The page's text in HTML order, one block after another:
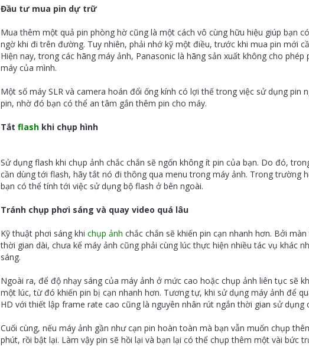
Đầu tư mua pin dự trữ
Mua thêm một quả pin phòng hờ cũng là một cách vô cùng hữu hiệu giúp bạn
ngờ khi đi trên đường. Tuy nhiên, phải nhớ kỹ một điều, trước khi mua pin mới
Hiện nay, trong các hãng máy ảnh, Panasonic là hãng sản xuất không cho
máy của mình.
Một số máy SLR và camera hoán đổi ống kính có lợi thế trong việc sử dụng pin
pin, nhờ đó bạn có thể an tâm gắn thêm pin cho máy.
Tắt flash khi chụp hình
Sử dụng flash khi chụp ảnh chắc chắn sẽ ngốn không ít pin của bạn. Do đó,
cần dùng tới flash, hãy tắt nó đi thông qua menu trong máy ảnh. Trong trường
bạn có thể tính tới việc sử dụng bộ flash ở bên ngoài.
Tránh chụp phơi sáng và quay video quá lâu
Kỹ thuật phơi sáng khi chụp ảnh chắc chắn sẽ khiến pin cạn nhanh hơn. Bởi
thời gian dài, chưa kể máy ảnh cũng phải cùng lúc thực hiện nhiều tác vụ khác
sáng.
Ngoài ra, để độ nhạy sáng của máy ảnh ở mức cao hoặc chụp ảnh liên tục sẽ
một lúc, từ đó khiến pin bị cạn nhanh hơn. Tương tự, khi sử dụng máy ảnh để
HD với thiết lập frame rate cao cũng là nguyên nhân rút ngắn thời gian sử dụng
Cuối cùng, nếu máy ảnh gần như cạn pin hoàn toàn mà bạn vẫn muốn chụp
phút, rồi bật lại. Làm vậy pin sẽ hồi lại và bạn lại có thể chụp thêm một vài bức